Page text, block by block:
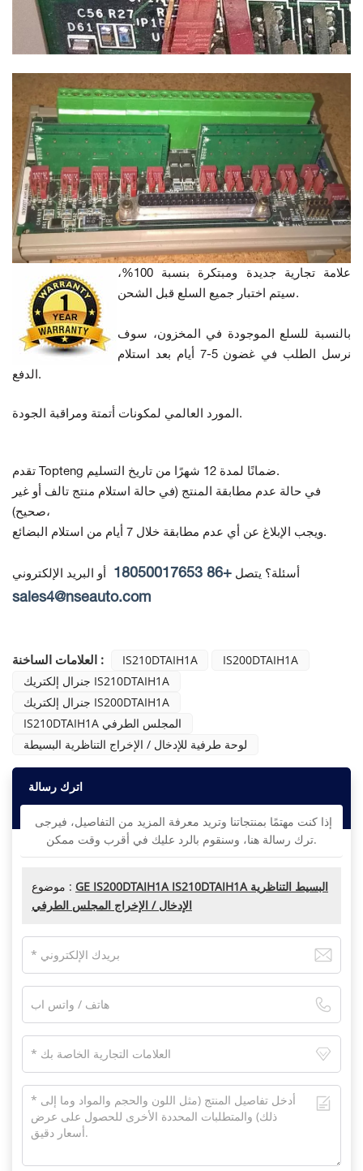
علامة تجارية جديدة ومبتكرة بنسبة 100%،
سيتم اختبار جميع السلع قبل الشحن.
بالنسبة للسلع الموجودة في المخزون، سوف
نرسل الطلب في غضون 5-7 أيام بعد استلام
الدفع.
المورد العالمي لمكونات أتمتة ومراقبة الجودة.
تقدم Topteng ضمانًا لمدة 12 شهرًا من تاريخ التسليم.
في حالة عدم مطابقة المنتج (في حالة استلام منتج تالف أو غير
صحيح)،
ويجب الإبلاغ عن أي عدم مطابقة خلال 7 أيام من استلام البضائع.
أسئلة؟ يتصل +86 18050017653 أو البريد الإلكتروني
sales4@nseauto.com
العلامات الساخنة : IS210DTAIH1A
IS200DTAIH1A
جنرال إلكتريك IS210DTAIH1A
جنرال إلكتريك IS200DTAIH1A
IS210DTAIH1A المجلس الطرفي
لوحة طرفية للإدخال / الإخراج التناظرية البسيطة
اترك رسالة
ترك رسالة هنا، وسنقوم بالرد عليك في أقرب وقت ممكن.
موضوع : GE IS200DTAIH1A IS210DTAIH1A البسيط التناظرية
الإدخال / الإخراج المجلس الطرفي